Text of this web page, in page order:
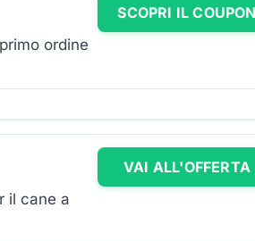
ordine
SCOPRI IL COUPON
il cane a
VAI ALL'OFFERTA